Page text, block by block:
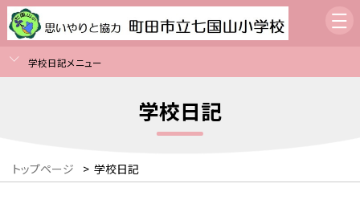
学校日記メニュー
学校日記
トップページ > 学校日記